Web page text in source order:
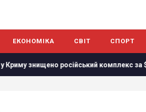
ЕКОНОМІКА СВІТ СПОРТ
комплекс за $15 млн (відео)